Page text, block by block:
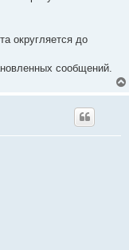
округляется до
сообщений.